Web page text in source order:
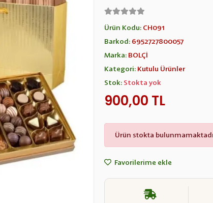
Ürün Kodu: CH091
Barkod: 6952727800057
Marka: BOLÇİ
Kategori: Kutulu Ürünler
Stok: Stokta yok
900,00 TL
Ürün stokta
Favorilerime ekle